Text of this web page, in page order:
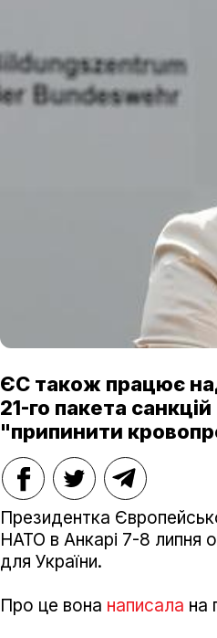
ЄС також працює
21-го пакета
"припинити
Президентка
НАТО в Анкарі 7-8 липня
для України.
Про це вона написала на